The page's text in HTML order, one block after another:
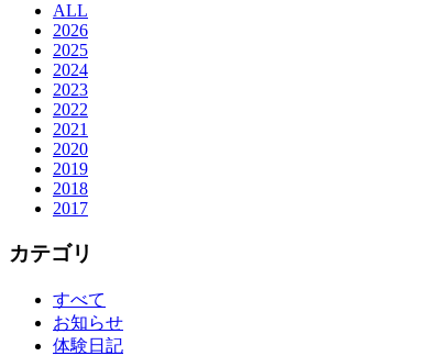
ALL
2026
2025
2024
2023
2022
2021
2020
2019
2018
2017
カテゴリ
すべて
お知らせ
体験日記